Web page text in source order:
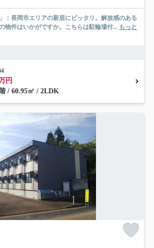
：長岡市エリアの新居にピッタリ。解放感のある
物件はいかがですか。こちらは駐輪場付... もっと
円
/ 60.95㎡ / 2LDK